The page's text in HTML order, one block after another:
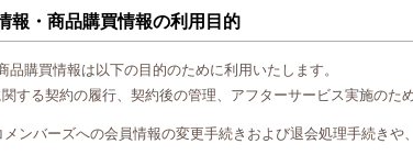
報・商品購買情報の利用目的
品購買情報は以下の目的のために利用いたします。
関する契約の履行、契約後の管理、アフターサービス実施のた
メンバーズへの会員情報の変更手続きおよび退会処理手続きや